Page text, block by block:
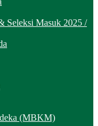
Seleksi Masuk 2025 /
(MBKM)